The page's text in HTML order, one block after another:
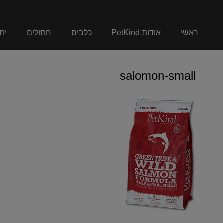
ראשי אודות PetKind כלבים חתולים
salomon-small